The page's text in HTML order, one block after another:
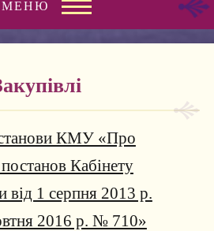
МЕНЮ
КМУ «Про
Кабінету
від 1 серпня 2013 р.
2016 р. № 710»